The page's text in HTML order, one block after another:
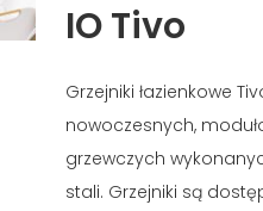
IO Tivo
Grzejniki łazienkowe
nowoczesnych,
grzewczych
stali. Grzejniki są